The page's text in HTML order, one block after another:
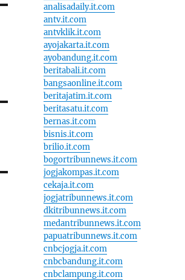
analisadaily.it.com
antv.it.com
antvklik.it.com
ayojakarta.it.com
ayobandung.it.com
beritabali.it.com
bangsaonline.it.com
beritajatim.it.com
beritasatu.it.com
bernas.it.com
bisnis.it.com
brilio.it.com
bogortribunnews.it.com
jogjakompas.it.com
cekaja.it.com
jogjatribunnews.it.com
dkitribunnews.it.com
medantribunnews.it.com
papuatribunnews.it.com
cnbcjogja.it.com
cnbcbandung.it.com
cnbclampung.it.com